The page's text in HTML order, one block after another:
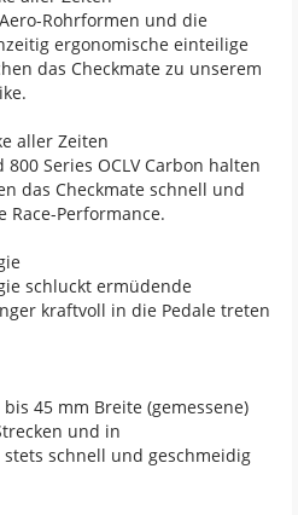
Rohrformen und die
ergonomische einteilige
das Checkmate zu unserem
aller Zeiten
Series OCLV Carbon halten
das Checkmate schnell und
Performance.
schluckt ermüdende
kraftvoll in die Pedale treten
45 mm Breite (gemessene)
und in
schnell und geschmeidig